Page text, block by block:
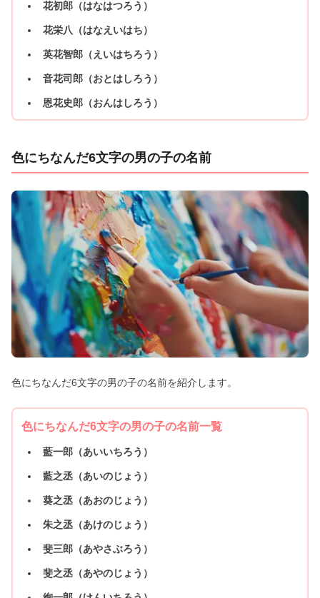
花初郎（はなはつろう）
花栄八（はなえいはち）
英花智郎（えいはちろう）
音花司郎（おとはしろう）
恩花史郎（おんはしろう）
色にちなんだ6文字の男の子の名前
色にちなんだ6文字の男の子の名前を紹介します。
色にちなんだ6文字の男の子の名前一覧
藍一郎（あいいちろう）
藍之丞（あいのじょう）
葵之丞（あおのじょう）
朱之丞（あけのじょう）
斐三郎（あやさぶろう）
斐之丞（あやのじょう）